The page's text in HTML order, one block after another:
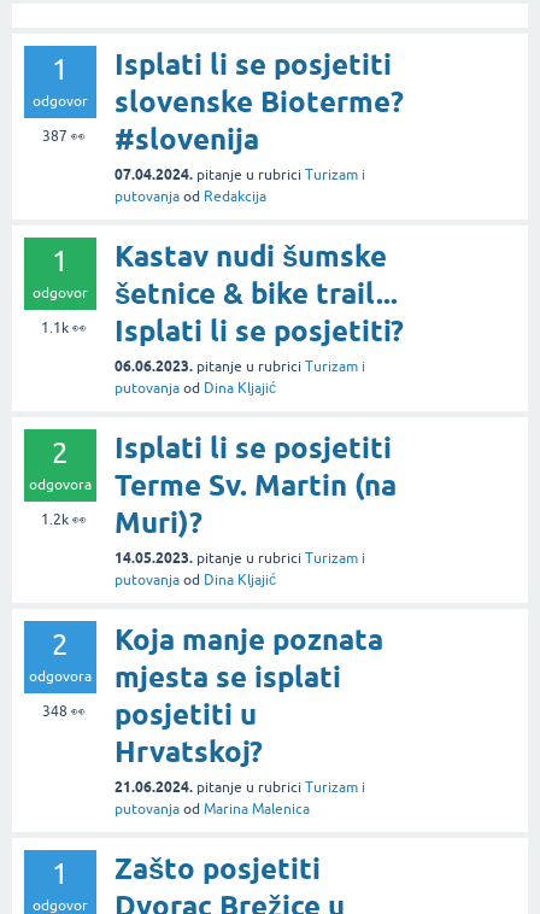
1
odgovor
387 👀
Isplati li se posjetiti
slovenske Bioterme?
#slovenija
07.04.2024. pitanje u rubrici Turizam i
putovanja od Redakcija
1
odgovor
1.1k👀
Kastav nudi šumske
šetnice & bike trail...
Isplati li se posjetiti?
06.06.2023. pitanje u rubrici Turizam i
putovanja od Dina Kljajić
2
odgovora
1.2k👀
Isplati li se posjetiti
Terme Sv. Martin (na
Muri)?
14.05.2023. pitanje u rubrici Turizam i
putovanja od Dina Kljajić
2
odgovora
348 👀
Koja manje poznata
mjesta se isplati
posjetiti u
Hrvatskoj?
21.06.2024. pitanje u rubrici Turizam i
putovanja od Marina Malenica
1
odgovor
Zašto posjetiti
Dvorac Brežice u